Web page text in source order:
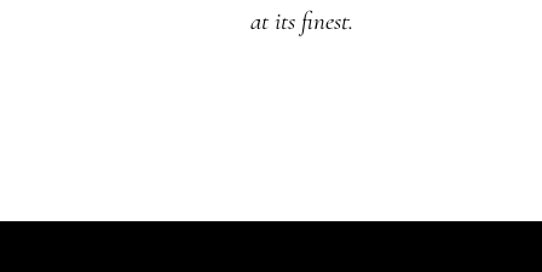
at its finest.